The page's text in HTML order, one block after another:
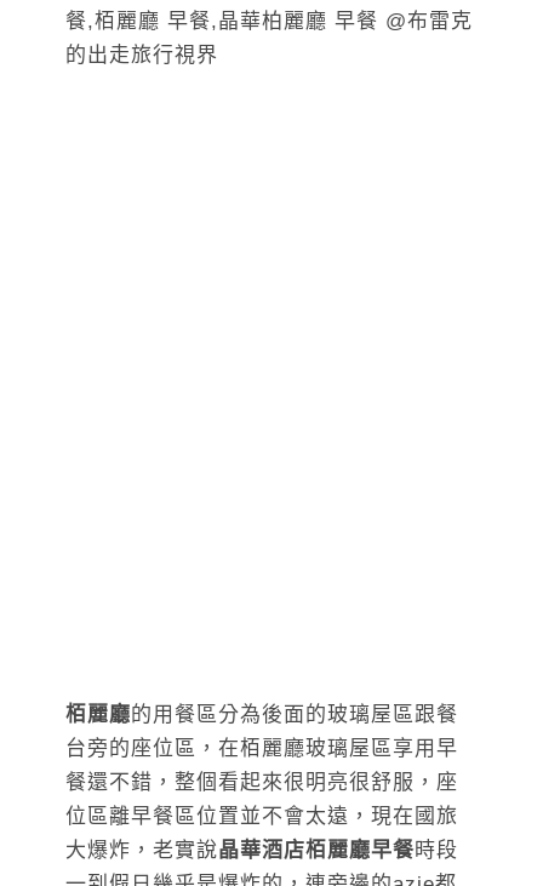
栢麗廳的用餐區分為後面的玻璃屋區跟餐
台旁的座位區，在栢麗廳玻璃屋區享用早
餐還不錯，整個看起來很明亮很舒服，座
位區離早餐區位置並不會太遠，現在國旅
大爆炸，老實說晶華酒店栢麗廳早餐時段